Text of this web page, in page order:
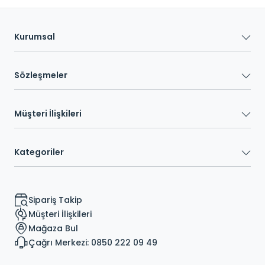
Kurumsal
Sözleşmeler
Müşteri İlişkileri
Kategoriler
Sipariş Takip
Müşteri İlişkileri
Mağaza Bul
Çağrı Merkezi: 0850 222 09 49